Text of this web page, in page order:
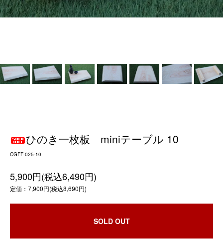
ひのき一枚板 miniテーブル 10
CGFF-025-10
5,900円(税込6,490円)
定価：7,900円(税込8,690円)
SOLD OUT